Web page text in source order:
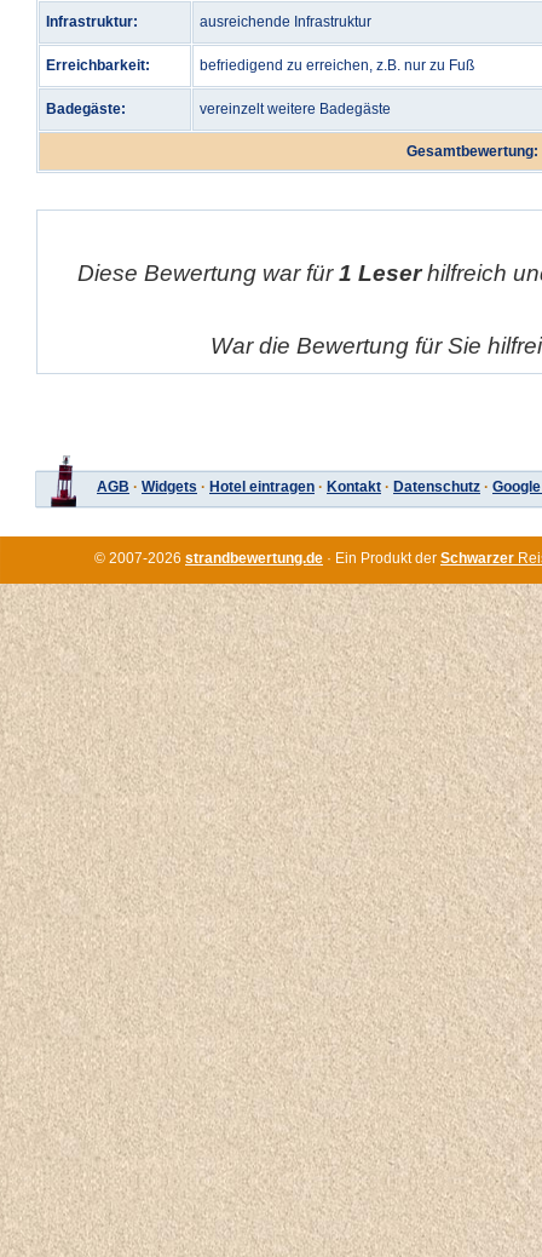
Infrastruktur: ausreichende Infrastruktur
Erreichbarkeit: befriedigend zu erreichen, z.B. nur zu Fuß
Badegäste: vereinzelt weitere Badegäste
Gesamtbewertung:
Diese Bewertung war für1 Leserhilfreich
War die Bewertung für Sie
AGB · Widgets · Hotel eintragen · Kontakt · Datenschutz ·
© 2007-2026 strandbewertung.de · Ein Produkt der Schwarzer